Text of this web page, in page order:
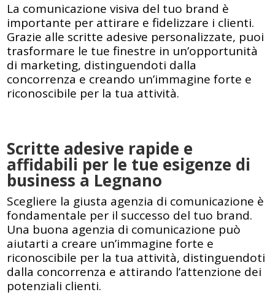
La comunicazione visiva del tuo brand è
importante per attirare e fidelizzare i clienti.
Grazie alle scritte adesive personalizzate, puoi
trasformare le tue finestre in un’opportunità
di marketing, distinguendoti dalla
concorrenza e creando un’immagine forte e
riconoscibile per la tua attività.
Scritte adesive rapide e
affidabili per le tue esigenze di
business a Legnano
Scegliere la giusta agenzia di comunicazione è
fondamentale per il successo del tuo brand.
Una buona agenzia di comunicazione può
aiutarti a creare un’immagine forte e
riconoscibile per la tua attività, distinguendoti
dalla concorrenza e attirando l’attenzione dei
potenziali clienti.